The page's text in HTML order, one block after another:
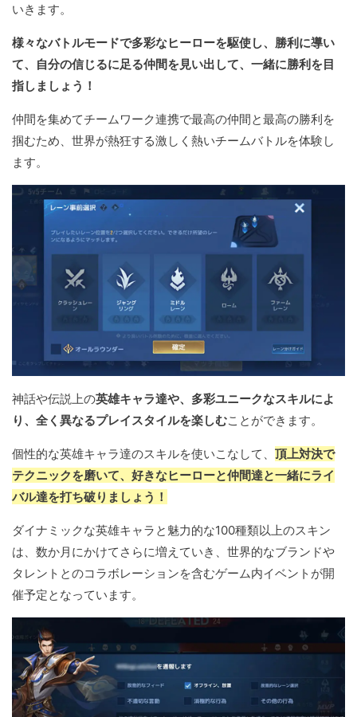
いきます。
様々なバトルモードで多彩なヒーローを駆使し、勝利に導い
て、自分の信じるに足る仲間を見い出して、一緒に勝利を目
指しましょう！
仲間を集めてチームワーク連携で最高の仲間と最高の勝利を
掴むため、世界が熱狂する激しく熱いチームバトルを体験し
ます。
神話や伝説上の英雄キャラ達や、多彩ユニークなスキルによ
り、全く異なるプレイスタイルを楽しむことができます。
個性的な英雄キャラ達のスキルを使いこなして、 頂上対決で
テクニックを磨いて、好きなヒーローと仲間達と一緒にライ
バル達を打ち破りましょう！
ダイナミックな英雄キャラと魅力的な100種類以上のスキン
は、数か月にかけてさらに増えていき、世界的なブランドや
タレントとのコラボレーションを含むゲーム内イベントが開
催予定となっています。